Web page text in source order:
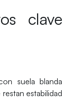
clave
suela blanda
estabilidad